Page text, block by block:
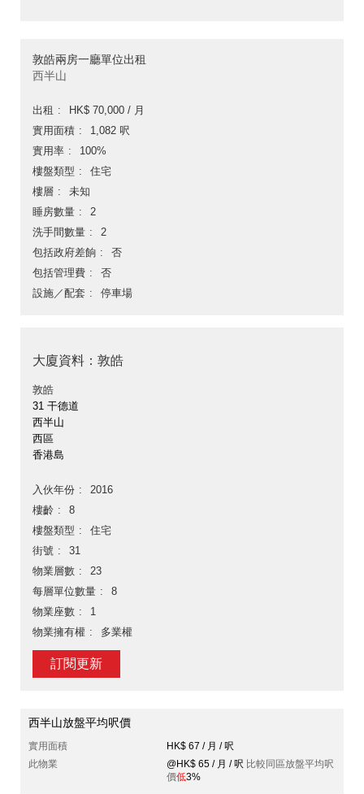
敦皓兩房一廳單位出租
西半山
出租
HK$ 70,000 / 月
實用面積
1,082 呎
實用率
100%
樓盤類型
住宅
樓層
未知
睡房數量
2
洗手間數量
2
包括政府差餉
否
包括管理費
否
設施／配套
停車場
大廈資料：敦皓
敦皓
31 干德道
西半山
西區
香港島
入伙年份
2016
樓齡
8
樓盤類型
住宅
街號
31
物業層數
23
每層單位數量
8
物業座數
1
物業擁有權
多業權
訂閱更新
西半山放盤平均呎價
實用面積
HK$ 67 / 月 / 呎
此物業
@HK$ 65 / 月 / 呎 比較同區放盤平均呎
價低3%